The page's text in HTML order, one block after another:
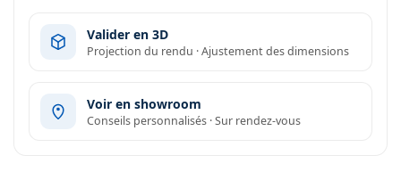
Valider en 3D
Projection du rendu · Ajustement des dimensions
Voir en showroom
Conseils personnalisés · Sur rendez-vous